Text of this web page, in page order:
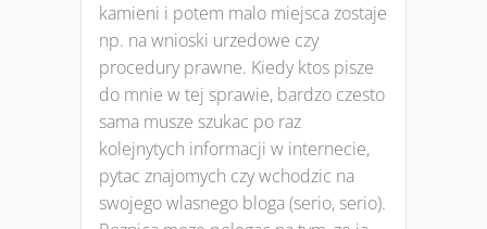
kamieni i potem malo miejsca zostaje
np. na wnioski urzedowe czy
procedury prawne. Kiedy ktos pisze
do mnie w tej sprawie, bardzo czesto
sama musze szukac po raz
kolejnytych informacji w internecie,
pytac znajomych czy wchodzic na
swojego wlasnego bloga (serio, serio).